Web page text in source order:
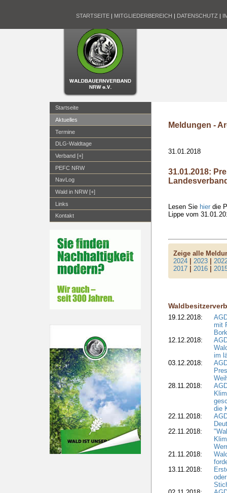
STARTSEITE | MITGLIEDERBEREICH | DATENSCHUTZ |
Startseite
Aktuelles
Termine
DLG-Waldtage
Verband [+]
PEFC NRW
NavLog
Wald in NRW [+]
Links
Kontakt
Meldungen -
31.01.2018
31.01.2018:
Lesen Sie hier die
Lippe vom
Zeige alle
2024 |2023 |
2017 |2016 |
19.12.2018:
mit
12.12.2018:
im
03.12.2018:
28.11.2018:
die
22.11.2018:
22.11.2018:
21.11.2018:
13.11.2018: